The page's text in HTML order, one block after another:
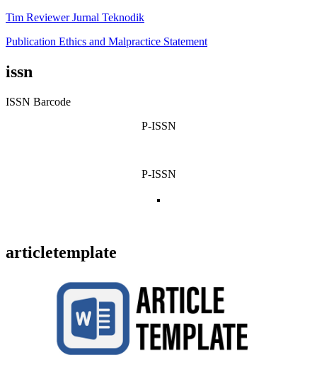
Tim Reviewer Jurnal Teknodik
Publication Ethics and Malpractice Statement
issn
ISSN Barcode
P-ISSN
P-ISSN
articletemplate